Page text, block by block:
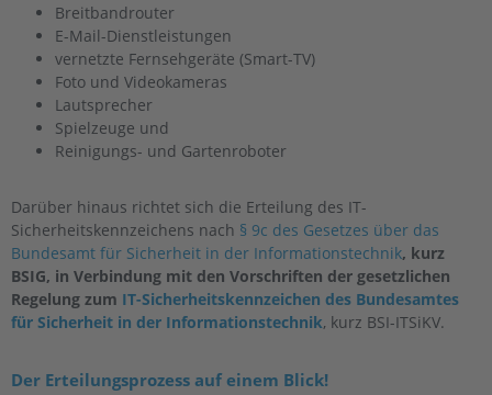
Breitbandrouter
E-Mail-Dienstleistungen
vernetzte Fernsehgeräte (Smart-TV)
Foto und Videokameras
Lautsprecher
Spielzeuge und
Reinigungs- und Gartenroboter
Darüber hinaus richtet sich die Erteilung des IT-
Sicherheitskennzeichens nach § 9c des Gesetzes über das
Bundesamt für Sicherheit in der Informationstechnik, kurz
BSIG, in Verbindung mit den Vorschriften der gesetzlichen
Regelung zum IT-Sicherheitskennzeichen des Bundesamtes
für Sicherheit in der Informationstechnik, kurz BSI-ITSiKV.
Der Erteilungsprozess auf einem Blick!